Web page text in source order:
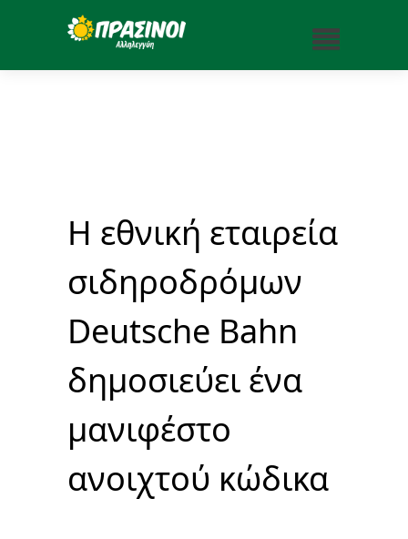
Η εθνική εταιρεία
σιδηροδρόμων
Deutsche Bahn
δημοσιεύει ένα
μανιφέστο
ανοιχτού κώδικα